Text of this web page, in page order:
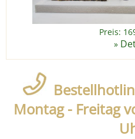
Preis:
»
Montag - Freitag